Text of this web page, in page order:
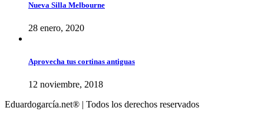
Nueva Silla Melbourne
28 enero, 2020
Aprovecha tus cortinas antiguas
12 noviembre, 2018
Eduardogarcía.net® | Todos los derechos reservados